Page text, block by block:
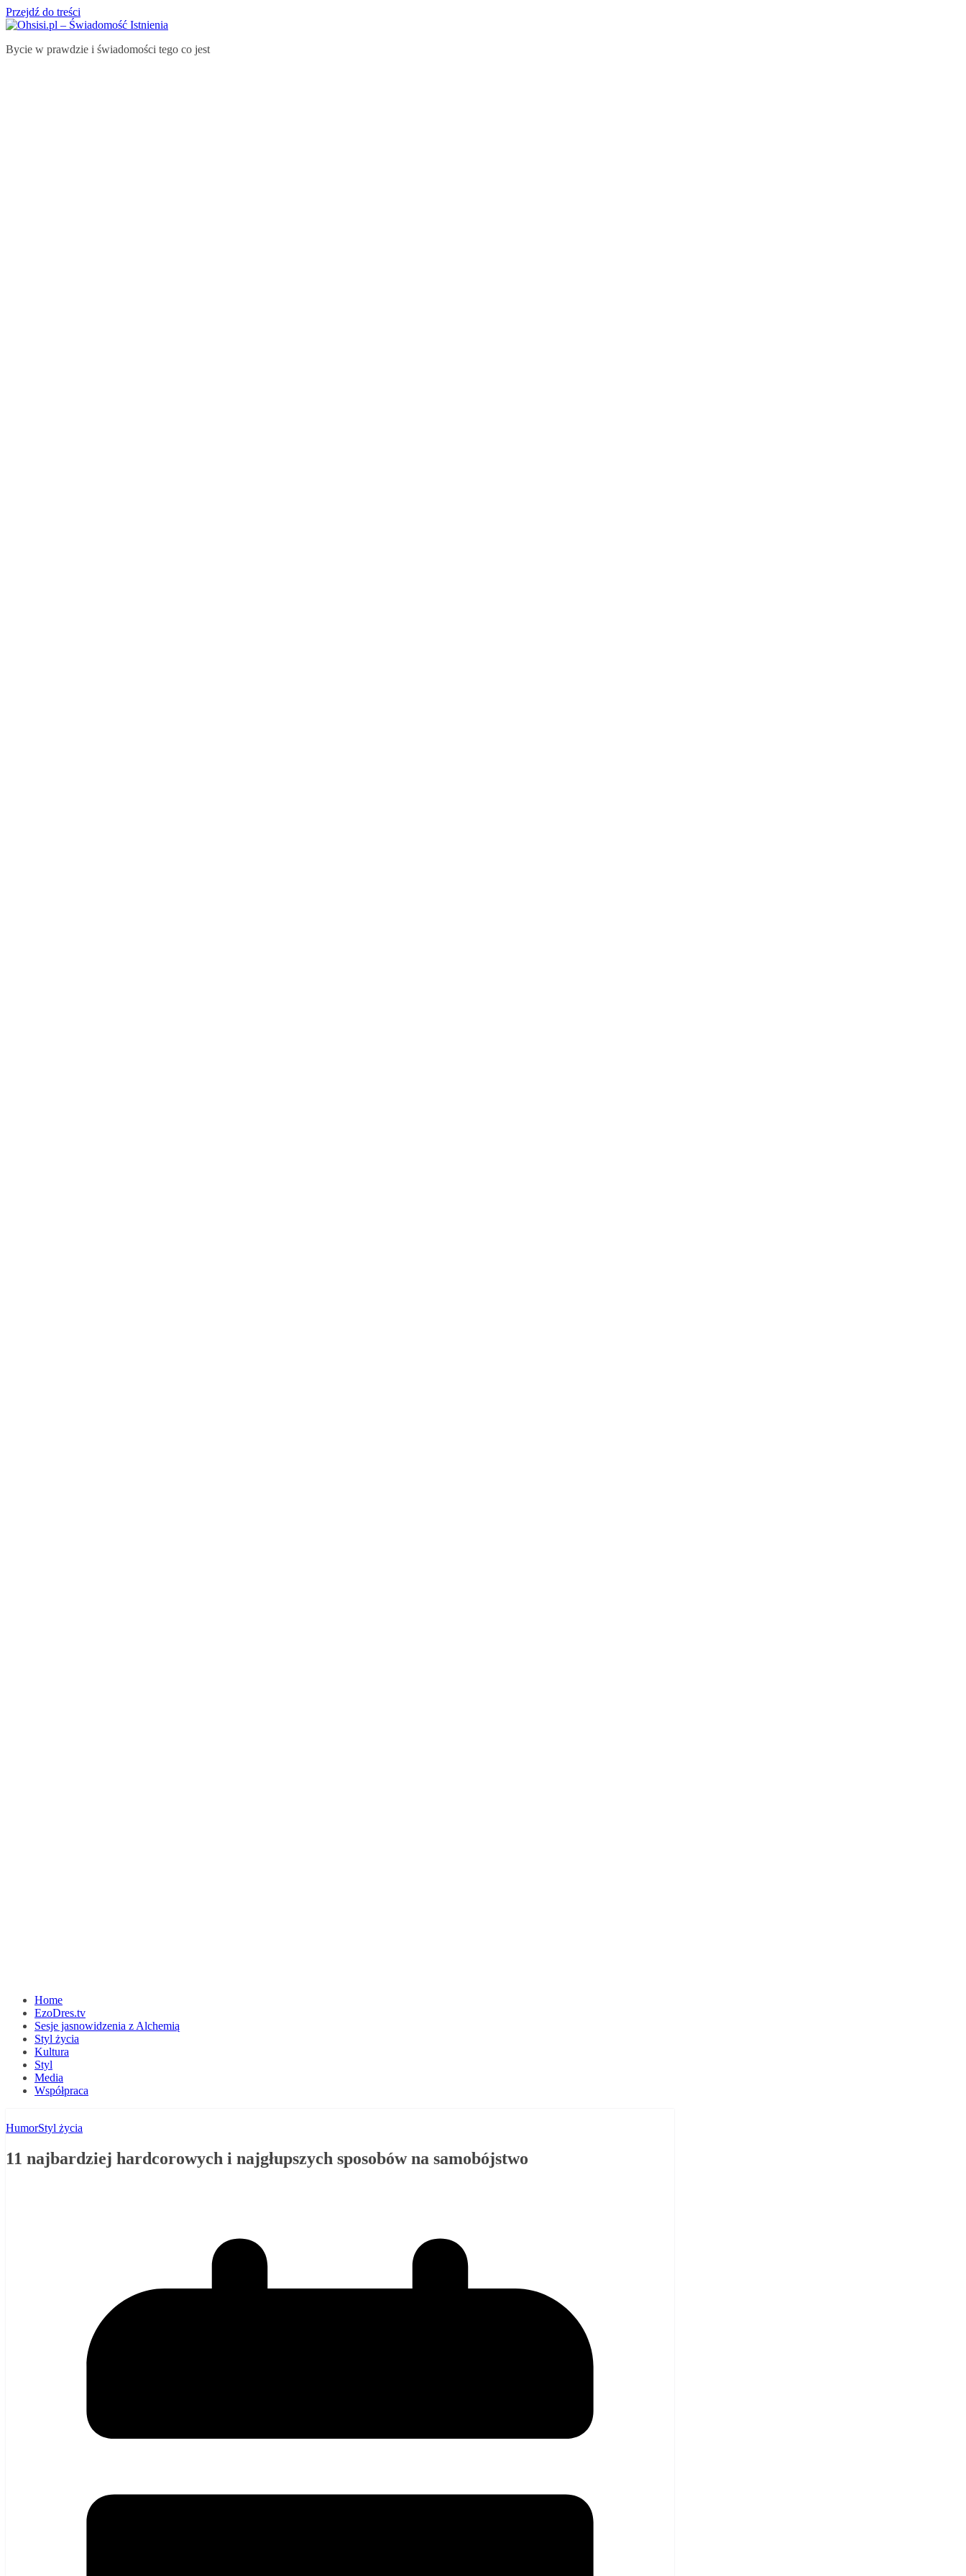
Przejdź do treści
Bycie w prawdzie i świadomości tego co jest
Home
EzoDres.tv
Sesje jasnowidzenia z Alchemią
Styl życia
Kultura
Styl
Media
Współpraca
HumorStyl życia
11 najbardziej hardcorowych i najgłupszych sposobów na samobójstwo